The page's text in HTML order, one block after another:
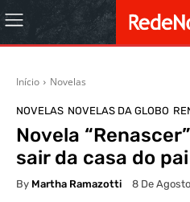
Início Novelas
NOVELAS NOVELAS DA GLOBO
Novela
sair da casa do pai
By Martha Ramazotti 8 De